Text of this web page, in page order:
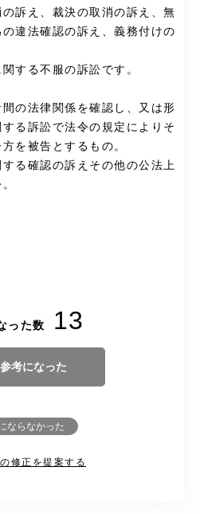
訴え、裁決の取消の訴え、無
違法確認の訴え、義務付けの
する不服の訴訟です。
の法律関係を確認し、又は形
る訴訟で法令の規定によりそ
を被告とするもの。
る確認の訴えその他の公法上
った数 13
参考になった
ならなかった
修正を提案する